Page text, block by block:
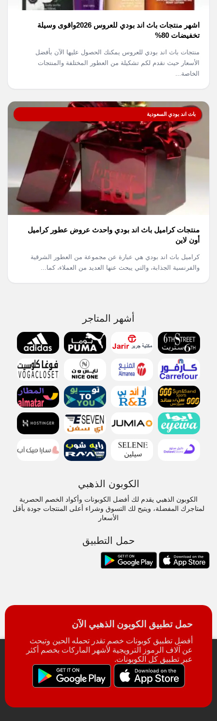
اشهر منتجات باث اند بودي للعروس 2026واقوى وسيلة
تخفيضات 80%
منتجات باث اند بودي للعروس يمكنك الحصول عليها الآن بأفضل
الأسعار حيث نقدم لكم تشكيلة من العطور المختلفة والمنتجات
الخاصة...
باث اند بودي السعودية
منتجات كراميل باث اند بودي واحدث عروض عطور كراميل
أون لاين
كراميل باث اند بودي هي عبارة عن مجموعة من العطور الشرقية
والفرنسية الجذابة، والتي يبحث عنها العديد من العملاء، كما...
أشهر المتاجر
الكوبون الذهبي
الكوبون الذهبي يقدم لك أفضل الكوبونات وأكواد الخصم الحصرية
لمتاجرك المفضلة، ويتيح لك التسوق وشراء أعلى المنتجات جودة بأقل
الأسعار
حمل التطبيق
حمل تطبيق الكوبون الذهبي الآن
أفضل تطبيق كوبونات خصم تقدر تحمله الحين وتبحث
عن آلاف الرموز الترويجية لأشهر الماركات بخصم أكثر
عبر تطبيق كل الكوبونات.